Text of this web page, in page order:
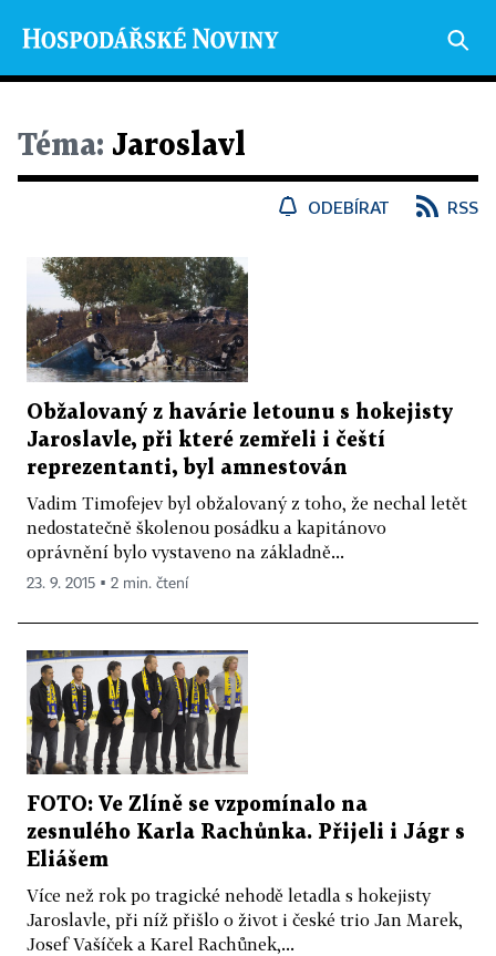
Téma: Jaroslavl
ODEBÍRAT RSS
Obžalovaný z havárie letounu s hokejisty
Jaroslavle, při které zemřeli i čeští
reprezentanti, byl amnestován
Vadim Timofejev byl obžalovaný z toho, že nechal letět
nedostatečně školenou posádku a kapitánovo
oprávnění bylo vystaveno na základně...
23. 9. 2015 ▪ 2 min. čtení
FOTO: Ve Zlíně se vzpomínalo na
zesnulého Karla Rachůnka. Přijeli i Jágr s
Eliášem
Více než rok po tragické nehodě letadla s hokejisty
Jaroslavle, při níž přišlo o život i české trio Jan Marek,
Josef Vašíček a Karel Rachůnek,...